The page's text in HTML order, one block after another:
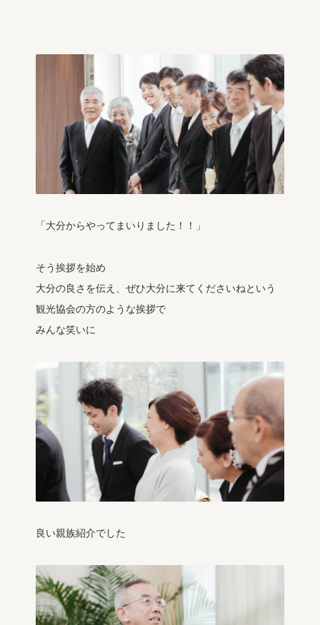
「大分からやってまいりました！！」
そう挨拶を始め
大分の良さを伝え、ぜひ大分に来てくださいねという
観光協会の方のような挨拶で
みんな笑いに
良い親族紹介でした